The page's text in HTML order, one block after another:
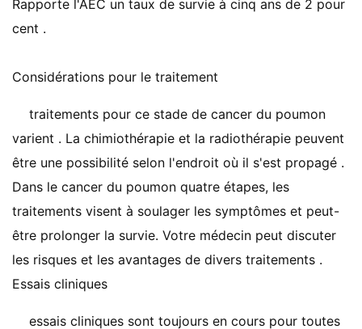
Rapporte l'AEC un taux de survie à cinq ans de 2 pour
cent .
Considérations pour le traitement
traitements pour ce stade de cancer du poumon
varient . La chimiothérapie et la radiothérapie peuvent
être une possibilité selon l'endroit où il s'est propagé .
Dans le cancer du poumon quatre étapes, les
traitements visent à soulager les symptômes et peut-
être prolonger la survie. Votre médecin peut discuter
les risques et les avantages de divers traitements .
Essais cliniques
essais cliniques sont toujours en cours pour toutes